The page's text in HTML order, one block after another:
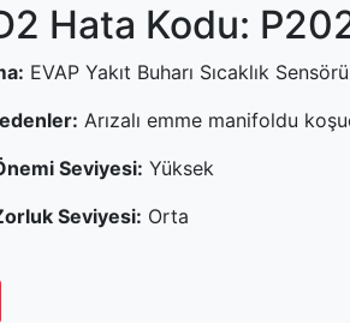
Hata Kodu:
EVAP Yakıt Buharı Sıcaklık
Arızalı emme manifoldu
Seviyesi: Yüksek
Seviyesi: Orta